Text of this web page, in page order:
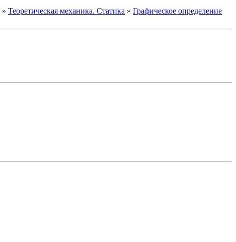
» Теоретическая механика. Статика » Графическое определение